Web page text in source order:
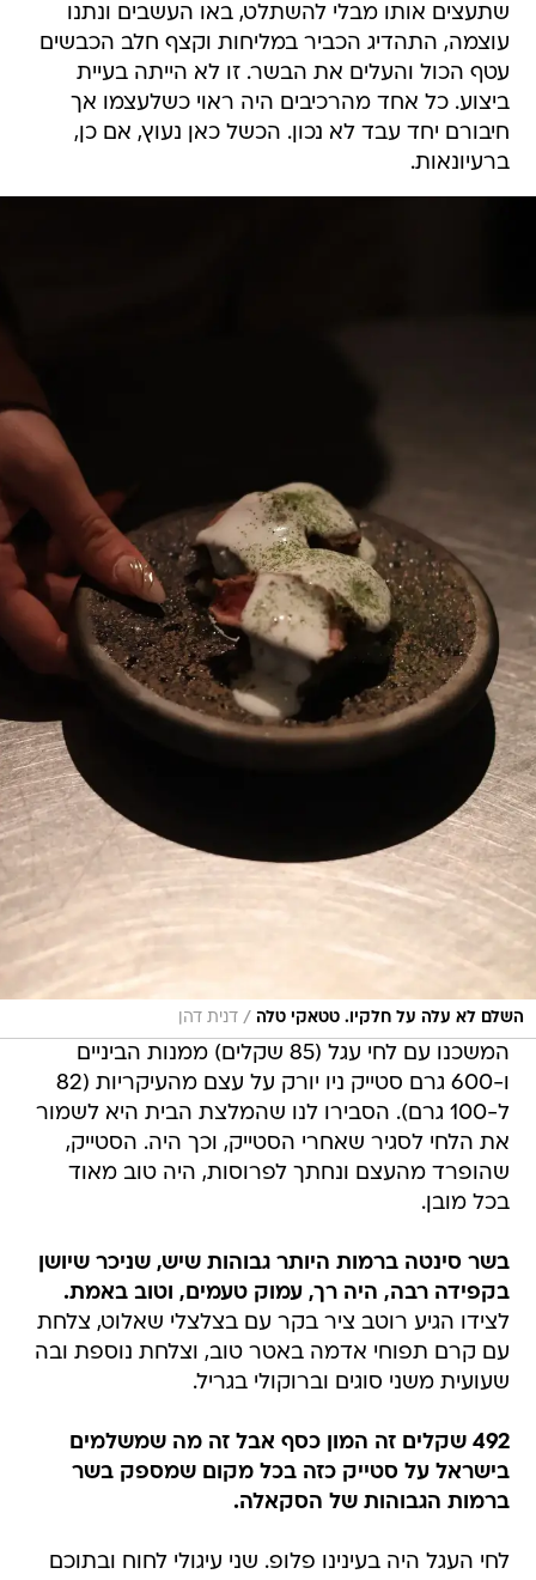
שתעצים אותו מבלי להשתלט, באו העשבים ונתנו
עוצמה, התהדיג הכביר במליחות וקצף חלב הכבשים
עטף הכול והעלים את הבשר. זו לא הייתה בעיית
ביצוע. כל אחד מהרכיבים היה ראוי כשלעצמו אך
חיבורם יחד עבד לא נכון. הכשל כאן נעוץ, אם כן,
ברעיונאות.
השלם לא עלה על חלקיו. טטאקי טלה / דנית דהן
המשכנו עם לחי עגל (85 שקלים) ממנות הביניים
ו-600 גרם סטייק ניו יורק על עצם מהעיקריות (82
ל-100 גרם). הסבירו לנו שהמלצת הבית היא לשמור
את הלחי לסגיר שאחרי הסטייק, וכך היה. הסטייק,
שהופרד מהעצם ונחתך לפרוסות, היה טוב מאוד
בכל מובן.
בשר סינטה ברמות היותר גבוהות שיש, שניכר שיושן
בקפידה רבה, היה רך, עמוק טעמים, וטוב באמת.
לצידו הגיע רוטב ציר בקר עם בצלצלי שאלוט, צלחת
עם קרם תפוחי אדמה באטר טוב, וצלחת נוספת ובה
שעועית משני סוגים וברוקולי בגריל.
492 שקלים זה המון כסף אבל זה מה שמשלמים
בישראל על סטייק כזה בכל מקום שמספק בשר
ברמות הגבוהות של הסקאלה.
לחי העגל היה בעינינו פלופ. שני עיגולי לחוח ובתוכם